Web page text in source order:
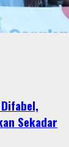
Sekadar